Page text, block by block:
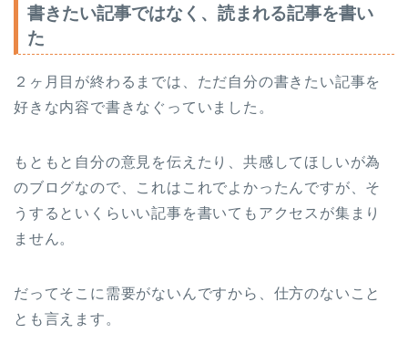
書きたい記事ではなく、読まれる記事を書い
た
２ヶ月目が終わるまでは、ただ自分の書きたい記事を
好きな内容で書きなぐっていました。
もともと自分の意見を伝えたり、共感してほしいが為
のブログなので、これはこれでよかったんですが、そ
うするといくらいい記事を書いてもアクセスが集まり
ません。
だってそこに需要がないんですから、仕方のないこと
とも言えます。